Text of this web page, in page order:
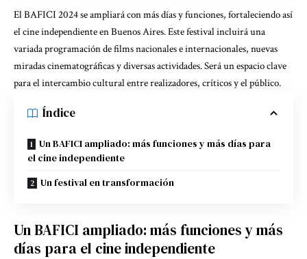
El BAFICI 2024 se ampliará con más días y funciones, fortaleciendo así
el cine independiente en Buenos Aires. Este festival incluirá una
variada programación de films nacionales e internacionales, nuevas
miradas cinematográficas y diversas actividades. Será un espacio clave
para el intercambio cultural entre realizadores, críticos y el público.
Índice
Un BAFICI ampliado: más funciones y más días para
el cine independiente
Un festival en transformación
Un BAFICI ampliado: más funciones y más
días para el cine independiente